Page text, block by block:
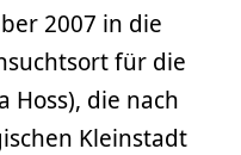
2007 in die
für die
Hoss), die nach
Kleinstadt